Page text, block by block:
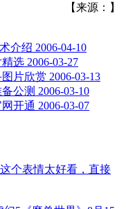
【来源：】
介绍 2006-04-10
精选 2006-03-27
片欣赏 2006-03-13
公测 2006-03-10
开通 2006-03-07
个表情太好看，直接